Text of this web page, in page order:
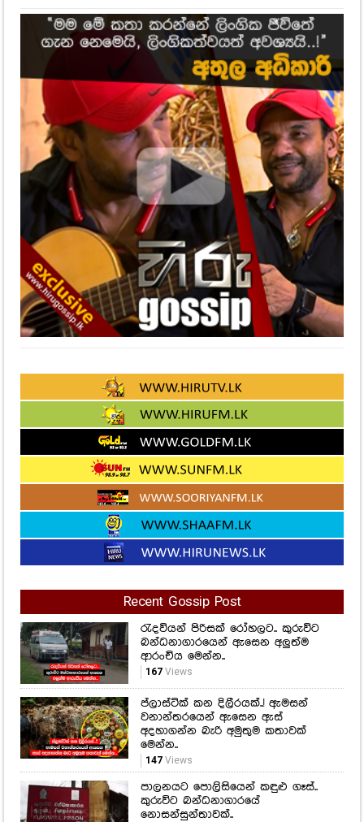
Recent Gossip Post
රැදවියන් පිරිසක් රෝහලට.. කුරුවිට
බන්ධනාගාරයෙන් ඇසෙන අලුත්ම
ආරංචිය මෙන්න..
167Views
ප්ලාස්ටික් කන දිලීරයක්..! ඇමසන්
වනාන්තරයෙන් ඇසෙන ඇස්
අදහාගන්න බැරි අමුතුම කතාවක්
මෙන්න..
147Views
පාලනයට පොලිසියෙන් කඳුළු ගෑස්..
කුරුවිට බන්ධනාගාරයේ
නොසන්සුන්තාවක්..